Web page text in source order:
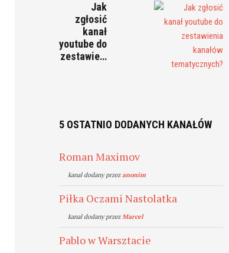
Jak
zgłosić
kanał
youtube do
zestawie…
5 OSTATNIO DODANYCH KANAŁÓW
Roman Maximov
kanal dodany przezanonim
Piłka Oczami Nastolatka
kanal dodany przezMarcel
Pablo w Warsztacie